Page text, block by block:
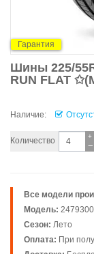
Гарантия
Шины 225/
RUN FLAT
Наличие:
Количество −
+
Все модели
Модель: 2479300
Сезон: Лето
Оплата: При